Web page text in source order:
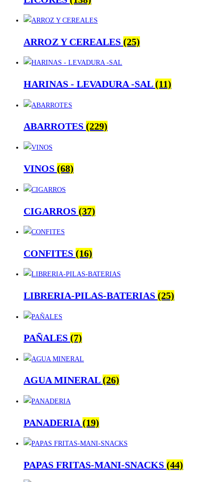
ARROZ Y CEREALES (25)
HARINAS - LEVADURA -SAL(11)
ABARROTES (229)
VINOS (68)
CIGARROS (37)
CONFITES (16)
LIBRERIA-PILAS-BATERIAS (25)
PAÑALES (7)
AGUA MINERAL(26)
PANADERIA(19)
PAPAS FRITAS-MANI-SNACKS (44)